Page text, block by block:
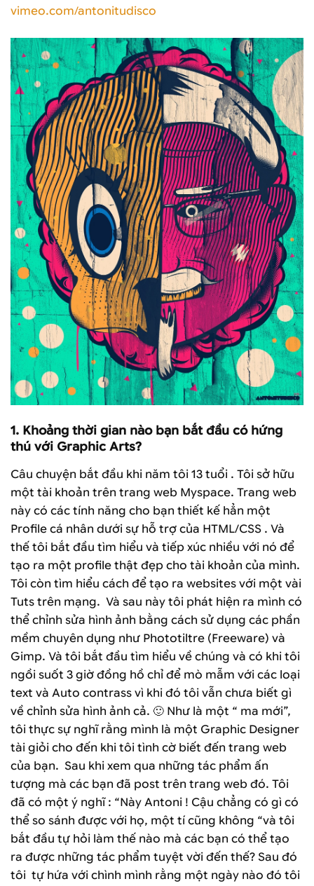
vimeo.com/antonitudisco
1. Khoảng thời gian nào bạn bắt đầu có hứng
thú với Graphic Arts?
Câu chuyện bắt đầu khi năm tôi 13 tuổi . Tôi sở hữu
một tài khoản trên trang web Myspace. Trang web
này có các tính năng cho bạn thiết kế hẳn một
Profile cá nhân dưới sự hỗ trợ của HTML/CSS . Và
thế tôi bắt đầu tìm hiểu và tiếp xúc nhiều với nó để
tạo ra một profile thật đẹp cho tài khoản của mình.
Tôi còn tìm hiểu cách để tạo ra websites với một vài
Tuts trên mạng. Và sau này tôi phát hiện ra mình có
thể chỉnh sửa hình ảnh bằng cách sử dụng các phần
mềm chuyên dụng như Phototiltre (Freeware) và
Gimp. Và tôi bắt đầu tìm hiểu về chúng và có khi tôi
ngồi suốt 3 giờ đồng hồ chỉ để mò mẫm với các loại
text và Auto contrass vì khi đó tôi vẫn chưa biết gì
về chỉnh sửa hình ảnh cả. 🙂 Như là một “ ma mới”,
tôi thực sự nghĩ rằng mình là một Graphic Designer
tài giỏi cho đến khi tôi tình cờ biết đến trang web
của bạn. Sau khi xem qua những tác phẩm ấn
tượng mà các bạn đã post trên trang web đó. Tôi
đã có một ý nghĩ : “Này Antoni ! Cậu chẳng có gì có
thể so sánh được với họ, một tí cũng không “và tôi
bắt đầu tự hỏi làm thế nào mà các bạn có thể tạo
ra được những tác phẩm tuyệt vời đến thế? Sau đó
tôi tự hứa với chình mình rằng một ngày nào đó tôi